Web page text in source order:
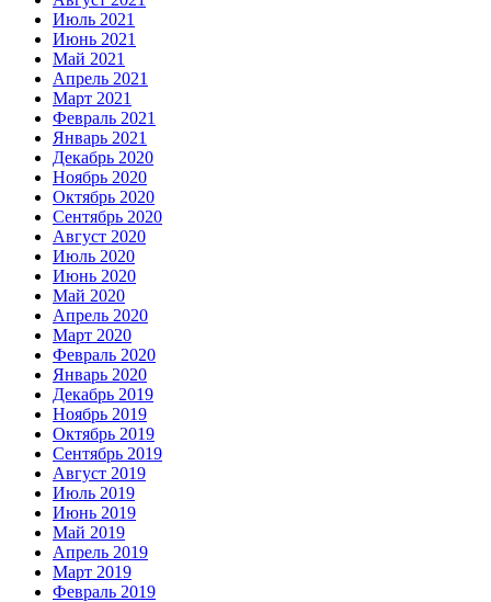
Июль 2021
Июнь 2021
Май 2021
Апрель 2021
Март 2021
Февраль 2021
Январь 2021
Декабрь 2020
Ноябрь 2020
Октябрь 2020
Сентябрь 2020
Август 2020
Июль 2020
Июнь 2020
Май 2020
Апрель 2020
Март 2020
Февраль 2020
Январь 2020
Декабрь 2019
Ноябрь 2019
Октябрь 2019
Сентябрь 2019
Август 2019
Июль 2019
Июнь 2019
Май 2019
Апрель 2019
Март 2019
Февраль 2019